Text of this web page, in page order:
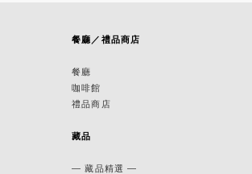
餐廳／禮品商店
餐廳
咖啡館
禮品商店
藏品
— 藏品精選 —